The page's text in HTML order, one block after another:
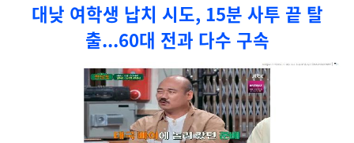
대낮 여학생 납치 시도, 15분 사투 끝 탈
출...60대 전과 다수 구속